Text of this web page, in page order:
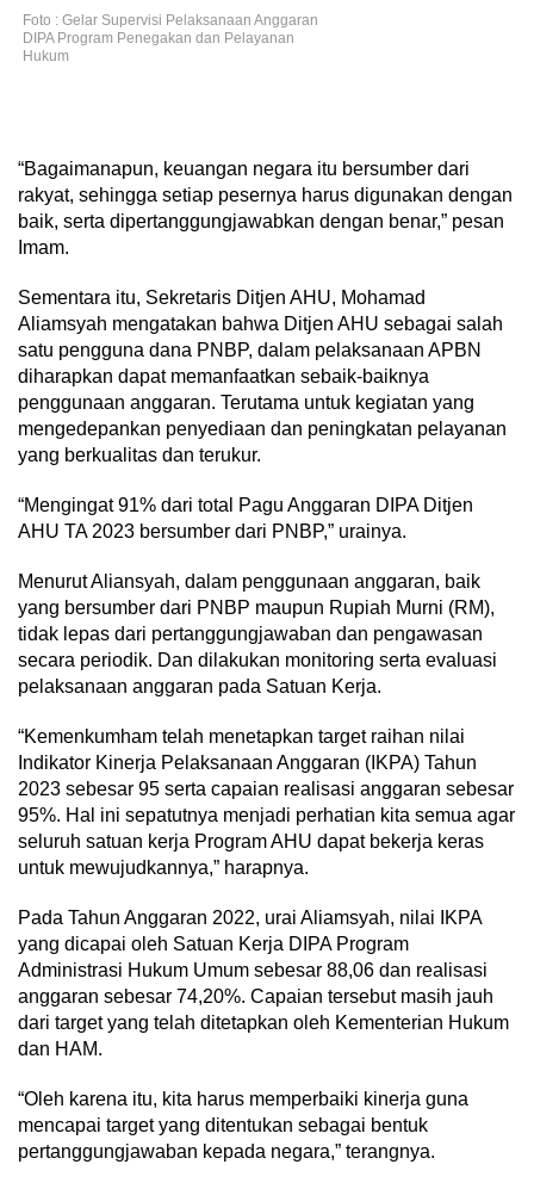
Foto : Gelar Supervisi Pelaksanaan Anggaran
DIPA Program Penegakan dan Pelayanan
Hukum
“Bagaimanapun, keuangan negara itu bersumber dari
rakyat, sehingga setiap pesernya harus digunakan dengan
baik, serta dipertanggungjawabkan dengan benar,” pesan
Imam.
Sementara itu, Sekretaris Ditjen AHU, Mohamad
Aliamsyah mengatakan bahwa Ditjen AHU sebagai salah
satu pengguna dana PNBP, dalam pelaksanaan APBN
diharapkan dapat memanfaatkan sebaik-baiknya
penggunaan anggaran. Terutama untuk kegiatan yang
mengedepankan penyediaan dan peningkatan pelayanan
yang berkualitas dan terukur.
“Mengingat 91% dari total Pagu Anggaran DIPA Ditjen
AHU TA 2023 bersumber dari PNBP,” urainya.
Menurut Aliansyah, dalam penggunaan anggaran, baik
yang bersumber dari PNBP maupun Rupiah Murni (RM),
tidak lepas dari pertanggungjawaban dan pengawasan
secara periodik. Dan dilakukan monitoring serta evaluasi
pelaksanaan anggaran pada Satuan Kerja.
“Kemenkumham telah menetapkan target raihan nilai
Indikator Kinerja Pelaksanaan Anggaran (IKPA) Tahun
2023 sebesar 95 serta capaian realisasi anggaran sebesar
95%. Hal ini sepatutnya menjadi perhatian kita semua agar
seluruh satuan kerja Program AHU dapat bekerja keras
untuk mewujudkannya,” harapnya.
Pada Tahun Anggaran 2022, urai Aliamsyah, nilai IKPA
yang dicapai oleh Satuan Kerja DIPA Program
Administrasi Hukum Umum sebesar 88,06 dan realisasi
anggaran sebesar 74,20%. Capaian tersebut masih jauh
dari target yang telah ditetapkan oleh Kementerian Hukum
dan HAM.
“Oleh karena itu, kita harus memperbaiki kinerja guna
mencapai target yang ditentukan sebagai bentuk
pertanggungjawaban kepada negara,” terangnya.